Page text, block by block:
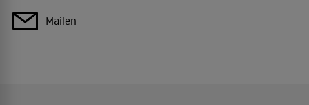
Mailen